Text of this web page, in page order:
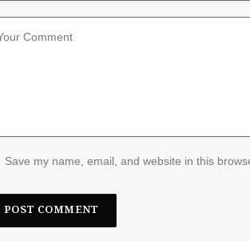
Save my name, email, and website in this